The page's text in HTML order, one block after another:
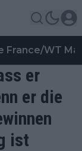
France/WT
er
er die
ist